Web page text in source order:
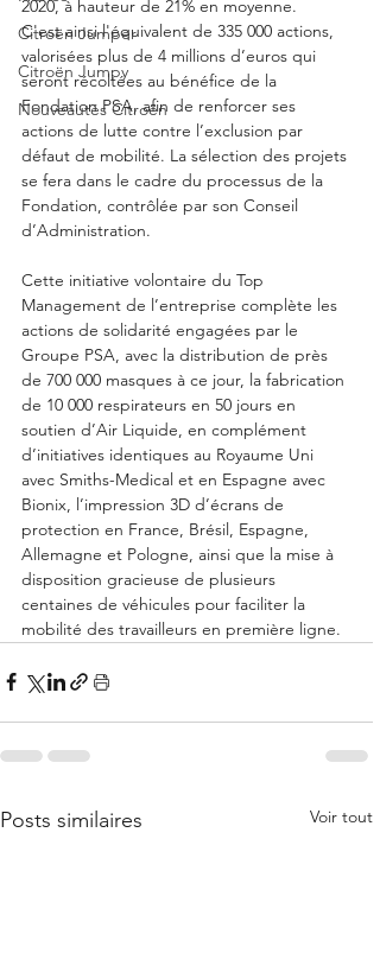
Citroën Jumper
Citroën Jumpy
Nouveautés Citroën
2020, à hauteur de 21% en moyenne.
C'est ainsi l'équivalent de 335 000 actions,
valorisées plus de 4 millions d’euros qui
seront récoltées au bénéfice de la
Fondation PSA, afin de renforcer ses
actions de lutte contre l’exclusion par
défaut de mobilité. La sélection des projets
se fera dans le cadre du processus de la
Fondation, contrôlée par son Conseil
d’Administration.
Cette initiative volontaire du Top
Management de l’entreprise complète les
actions de solidarité engagées par le
Groupe PSA, avec la distribution de près
de 700 000 masques à ce jour, la fabrication
de 10 000 respirateurs en 50 jours en
soutien d’Air Liquide, en complément
d’initiatives identiques au Royaume Uni
avec Smiths-Medical et en Espagne avec
Bionix, l’impression 3D d’écrans de
protection en France, Brésil, Espagne,
Allemagne et Pologne, ainsi que la mise à
disposition gracieuse de plusieurs
centaines de véhicules pour faciliter la
mobilité des travailleurs en première ligne.
Posts similaires Voir tout